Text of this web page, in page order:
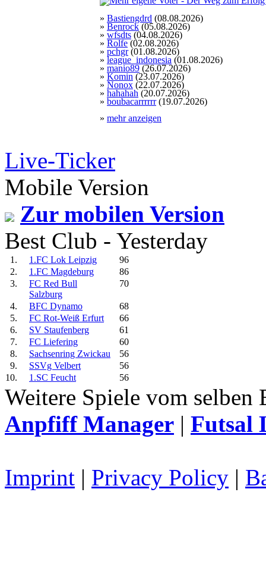
» Bastiengdrd (08.08.2026)
» Benrock (05.08.2026)
» wfsdts (04.08.2026)
» Rolfe (02.08.2026)
» pchgr(01.08.2026)
» league_indonesia (01.08.2026)
» manio89 (26.07.2026)
» Komin (23.07.2026)
» Nonox (22.07.2026)
» hahahah (20.07.2026)
» boubacarrrrrr(19.07.2026)
» mehr anzeigen
Live-Ticker
Mobile Version
Zur mobilen Version
Best Club - Yesterday
1. 1.FC Lok Leipzig
96
2.
1.FC Magdeburg
86
3.
FC Red Bull
Salzburg
70
4. BFC Dynamo
68
5.
FC Rot-Weiß Erfurt
66
6.
SV Staufenberg
61
7.
FC Liefering
60
8.
Sachsenring Zwickau
56
9.
SSVg Velbert
56
10.
1.SC Feucht 56
Weitere Spiele vom
Anpfiff Manager | Futsal
Imprint | Privacy Policy |